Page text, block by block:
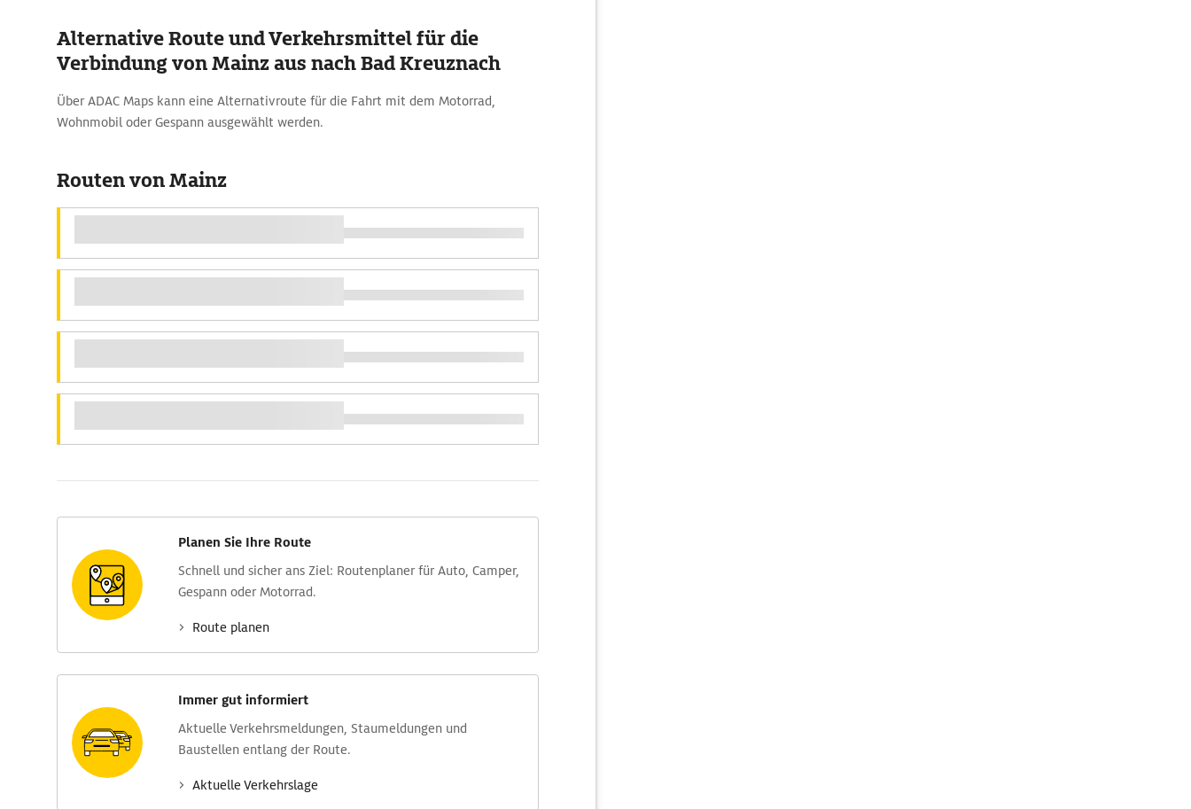
Alternative Route und Verkehrsmittel für die
Verbindung von Mainz aus nach Bad Kreuznach
Über ADAC Maps kann eine Alternativroute für die Fahrt mit dem Motorrad,
Wohnmobil oder Gespann ausgewählt werden.
Routen von Mainz
Planen Sie Ihre Route
Schnell und sicher ans Ziel: Routen­planer für Auto, Camper,
Gespann oder Motorrad.
Route planen
Immer gut informiert
Aktuelle Verkehrs­meldungen, Stau­meldungen und
Baustellen entlang der Route.
Aktuelle Verkehrs­lage